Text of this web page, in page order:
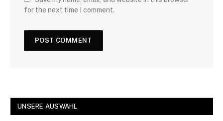
for the next time I comment.
UNSERE AUSWAHL